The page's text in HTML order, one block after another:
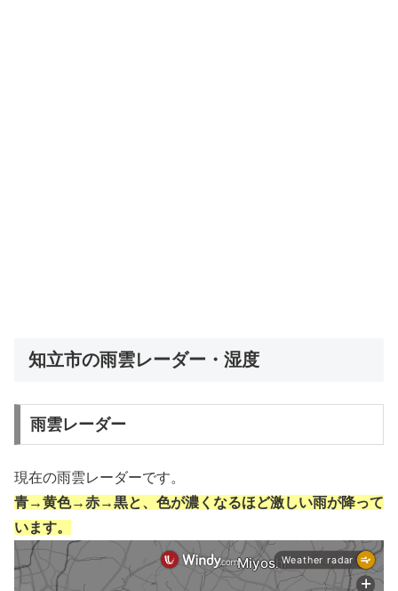
知立市の雨雲レーダー・湿度
雨雲レーダー
現在の雨雲レーダーです。
青→黄色→赤→黒と、色が濃くなるほど激しい雨が降って
います。